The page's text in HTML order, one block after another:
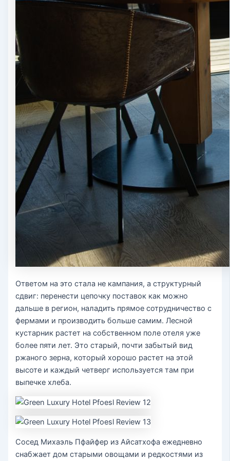
Ответом на это стала не кампания, а структурный
сдвиг: перенести цепочку поставок как можно
дальше в регион, наладить прямое сотрудничество с
фермами и производить больше самим. Лесной
кустарник растет на собственном поле отеля уже
более пяти лет. Это старый, почти забытый вид
ржаного зерна, который хорошо растет на этой
высоте и каждый четверг используется там при
выпечке хлеба.
Сосед Михаэль Пфайфер из Айсатхофа ежедневно
снабжает дом старыми овощами и редкостями из